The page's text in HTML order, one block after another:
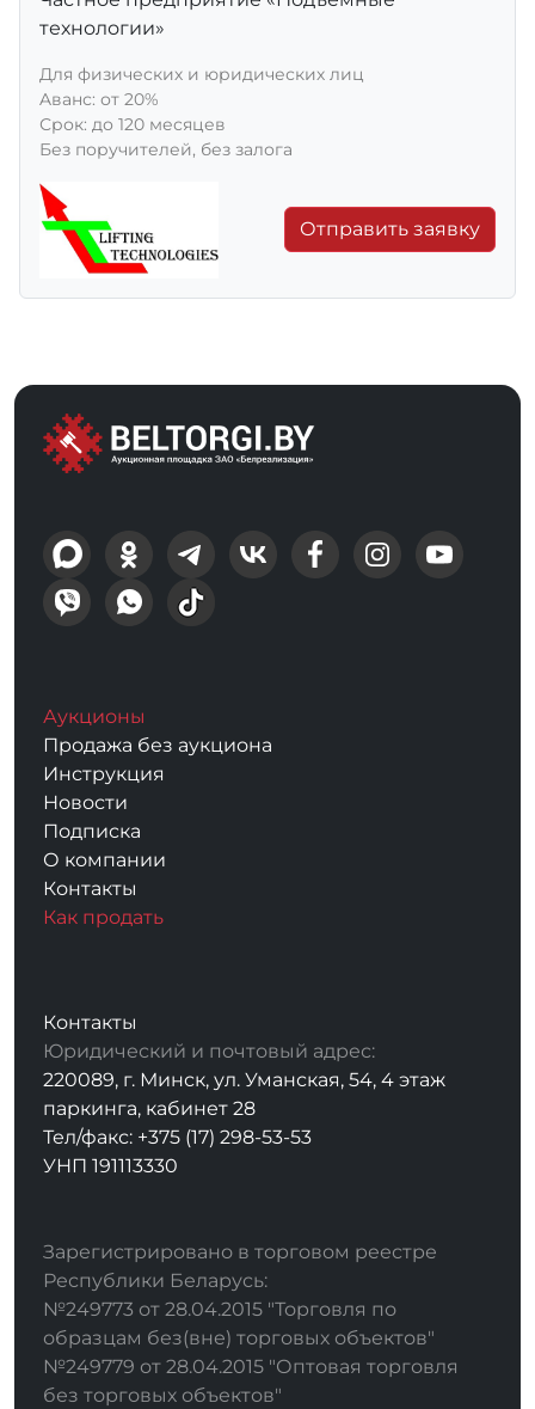
технологии»
Для физических и юридических лиц
Aванс: от 20%
Срок: до 120 месяцев
Без поручителей, без залога
Отправить заявку
Аукционы
Продажа без аукциона
Инструкция
Новости
Подписка
О компании
Контакты
Как продать
Контакты
Юридический и почтовый адрес:
220089, г. Минск, ул. Уманская, 54, 4 этаж
паркинга, кабинет 28
Тел/факс: +375 (17) 298-53-53
УНП 191113330
Зарегистрировано в торговом реестре
Республики Беларусь:
№249773 от 28.04.2015 "Торговля по
образцам без(вне) торговых объектов"
№249779 от 28.04.2015 "Оптовая торговля
без торговых объектов"